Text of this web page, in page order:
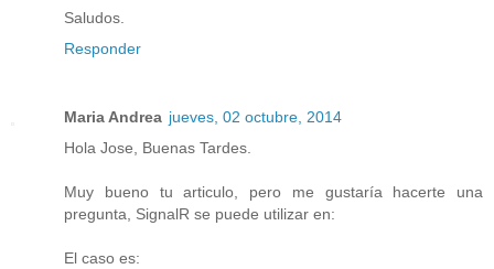
Saludos.
Responder
Maria Andrea jueves, 02 octubre, 2014
Hola Jose, Buenas Tardes.
Muy bueno tu articulo, pero me gustaría hacerte una
pregunta, SignalR se puede utilizar en:
El caso es: